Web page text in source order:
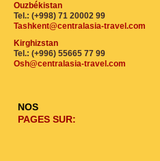
Ouzbékistan
Tel.: (+998) 71 20002 99
Tashkent@centralasia-travel.com
Kirghizstan
Tel.: (+996) 55665 77 99
Osh@centralasia-travel.com
NOS
PAGES SUR: